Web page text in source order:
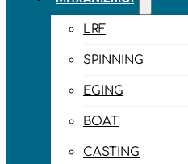
LRF
SPINNING
EGING
BOAT
CASTING